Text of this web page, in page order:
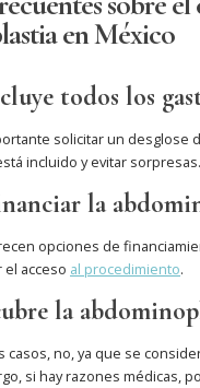
en México
todos los
solicitar un desglose
incluido y evitar sorpresas.
la
opciones de
acceso al procedimiento.
la
casos, no, ya que se
si hay razones médicas,